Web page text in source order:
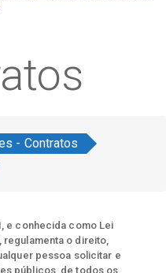
- Contratos
e conhecida como Lei
regulamenta o direito,
pessoa solicitar e
públicos, de todos os